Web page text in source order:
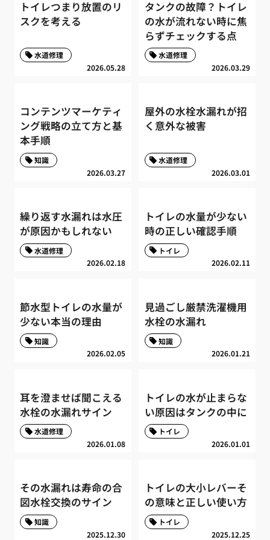
トイレつまり放置のリ
スクを考える
2026.05.28
水道修理
タンクの故障？トイレ
の水が流れない時に焦
らずチェックする点
2026.03.29
水道修理
コンテンツマーケティ
ング戦略の立て方と基
本手順
2026.03.27
知識
屋外の水栓水漏れが招
く意外な被害
2026.03.01
水道修理
繰り返す水漏れは水圧
が原因かもしれない
2026.02.18
水道修理
トイレの水量が少ない
時の正しい確認手順
2026.02.11
トイレ
節水型トイレの水量が
少ない本当の理由
2026.02.05
知識
見過ごし厳禁洗濯機用
水栓の水漏れ
2026.01.21
知識
耳を澄ませば聞こえる
水栓の水漏れサイン
2026.01.08
水道修理
トイレの水が止まらな
い原因はタンクの中に
2026.01.01
トイレ
その水漏れは寿命の合
図水栓交換のサイン
2025.12.30
知識
トイレの大小レバーそ
の意味と正しい使い方
2025.12.25
トイレ